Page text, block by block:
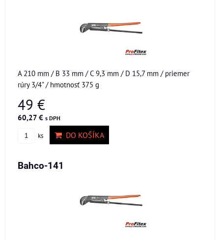
A 210 mm / B 33 mm / C 9,3 mm / D 15,7 mm / priemer
rúry 3/4" / hmotnosť 375 g
49 €
60,27 € s DPH
ks DO KOŠÍKA
Bahco-141